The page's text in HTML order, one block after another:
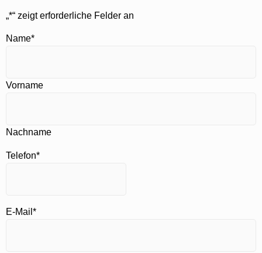
„*“ zeigt erforderliche Felder an
Name*
Vorname
Nachname
Telefon*
E-Mail *